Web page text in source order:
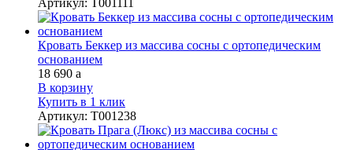
Кровать Беккер из массива сосны с ортопедическим
основанием
18 690 a
В корзину
Купить в 1 клик
Артикул: Т001238